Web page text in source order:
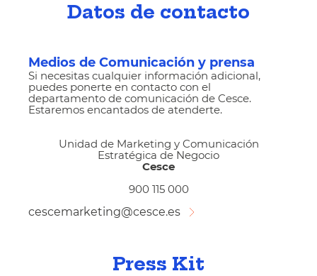
Datos de contacto
Medios de Comunicación y prensa
Si necesitas cualquier información adicional,
puedes ponerte en contacto con el
departamento de comunicación de Cesce.
Estaremos encantados de atenderte.
Unidad de Marketing y Comunicación
Estratégica de Negocio
Cesce
900 115 000
cescemarketing@cesce.es
Press Kit